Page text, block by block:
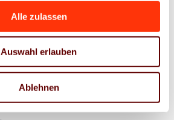
Alle zulassen
Auswahl erlauben
Ablehnen